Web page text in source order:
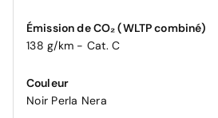
Émission de CO₂ (WLTP combiné)
138 g/km - Cat. C
Couleur
Noir Perla Nera